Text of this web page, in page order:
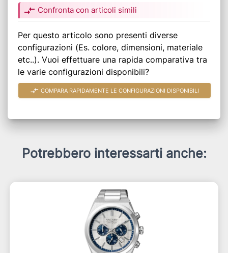
compare_arrows Confronta con articoli simili
Per questo articolo sono presenti diverse
configurazioni (Es. colore, dimensioni, materiale
etc..). Vuoi effettuare una rapida comparativa tra
le varie configurazioni disponibili?
compare_arrows COMPARA RAPIDAMENTE LE CONFIGURAZIONI DISPONIBILI
Potrebbero interessarti anche: